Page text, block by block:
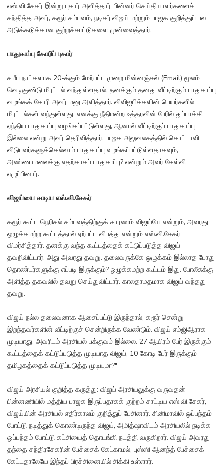
எஸ்.வி.சேகர் இன்று புகார் அளித்தார். பின்னர் செய்தியாளர்களைச்
சந்தித்த அவர், கரூர் சம்பவம், நடிகர் விஜய் மற்றும் பாஜக குறித்துப் பல
அடுக்கடுக்கான குற்றச்சாட்டுகளை முன்வைத்தார்.
பாதுகாப்பு கோரிப் புகார்
சமீப நாட்களாக 20-க்கும் மேற்பட்ட முறை மின்னஞ்சல் (Email) மூலம்
வெடிகுண்டு மிரட்டல் வந்துள்ளதால், தனக்கும் தனது வீட்டிற்கும் பாதுகாப்பு
வழங்கக் கோரி அவர் மனு அளித்தார். விவிஐபிக்களின் பெயர்களில்
மிரட்டல்கள் வந்துள்ளது. எனக்கு நீதிமன்ற உத்தரவின் பேரில் துப்பாக்கி
ஏந்திய பாதுகாப்பு வழங்கப்பட்டுள்ளது, ஆனால் வீட்டிற்குப் பாதுகாப்பு
இல்லை என்று அவர் தெரிவித்தார். பாஜக அலுவலகத்தில் கொட்டாவி
விடுபவர்களுக்கெல்லாம் பாதுகாப்பு வழங்கப்பட்டுள்ளதாகவும்,
அண்ணாமலைக்கு எதற்காகப் பாதுகாப்பு? என்றும் அவர் கேள்வி
எழுப்பினார்.
விஜய்யை சாடிய எஸ்.வி.சேகர்
கரூர் கூட்ட நெரிசல் சம்பவத்திற்குக் காரணம் விஜய்யே என்றும், அவரது
ஒழுக்கமற்ற கூட்டத்தால் ஏற்பட்ட விபத்து என்றும் எஸ்.வி.சேகர்
விமர்சித்தார். தனக்கு வந்த கூட்டத்தைக் கட்டுப்படுத்த விஜய்
தவறிவிட்டார். அது அவரது தவறு. தலைவருக்கே ஒழுக்கம் இல்லாத போது
தொண்டர்களுக்கு எப்படி இருக்கும்? ஒழுக்கமற்ற கூட்டம் இது. போலீசுக்கு
அளித்த தகவலில் தவறு செய்துவிட்டார். காலதாமதமாக விஜய் வந்தது
தவறு.
விஜய் நல்ல தலைவனாக ஆசைப்பட்டு இருந்தால், கரூர் சென்று
இறந்தவர்களின் வீட்டிற்குச் சென்றிருக்க வேண்டும். விஜய் எம்ஜிஆராக
முடியாது. அவரிடம் அரசியல் பக்குவம் இல்லை. 27 ஆயிரம் பேர் இருக்கும்
கூட்டத்தைக் கட்டுப்படுத்த முடியாத விஜய், 10 கோடி பேர் இருக்கும்
தமிழகத்தைக் கட்டுப்படுத்த முடியுமா?"
விஜய் அரசியல் குறித்த கருத்து: விஜய் அரசியலுக்கு வருவதன்
பின்னணியில் மத்திய பாஜக இருப்பதாகக் குற்றம் சாட்டிய எஸ்.வி.சேகர்,
விஜய்யின் அரசியல் எதிர்காலம் குறித்துப் பேசினார். சினிமாவில் ஒப்பந்தம்
போட்டு நடித்துக் கொண்டிருந்த விஜய், அமித்ஷாவிடம் அரசியலில் நடிக்க
ஒப்பந்தம் போட்டு கட்சியைத் தொடங்கி நடத்தி வருகிறார். விஜய் அவரது
தந்தை சந்திரசேகரின் பேச்சைக் கேட்காமல், புஸ்ஸி ஆனந்த் பேச்சைக்
கேட்டதாலேயே இந்தப் பிரச்சினையில் சிக்கி உள்ளார்.